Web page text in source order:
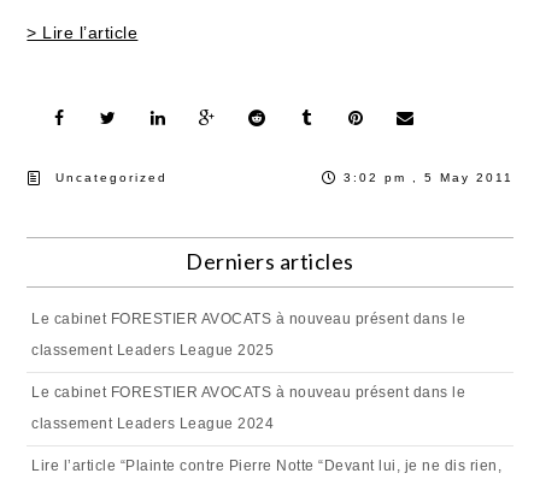
> Lire l’article
Uncategorized 3:02 pm , 5 May 2011
Derniers articles
Le cabinet FORESTIER AVOCATS à nouveau présent dans le
classement Leaders League 2025
Le cabinet FORESTIER AVOCATS à nouveau présent dans le
classement Leaders League 2024
Lire l’article “Plainte contre Pierre Notte “Devant lui, je ne dis rien,